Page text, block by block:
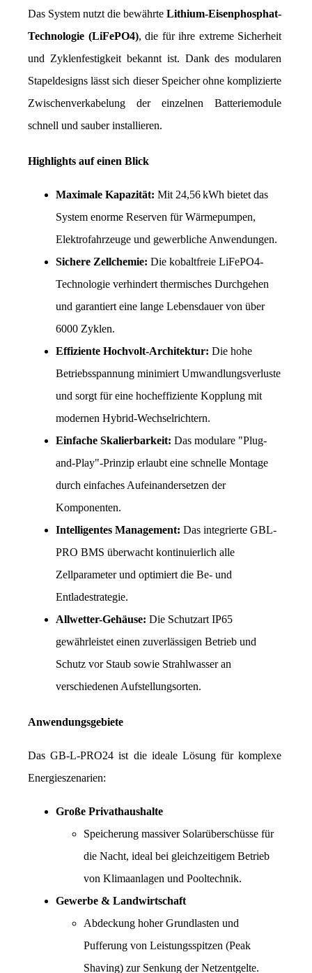
Das System nutzt die bewährte Lithium-Eisenphosphat-
Technologie (LiFePO4), die für ihre extreme Sicherheit
und Zyklenfestigkeit bekannt ist. Dank des modularen
Stapeldesigns lässt sich dieser Speicher ohne komplizierte
Zwischenverkabelung der einzelnen Batteriemodule
schnell und sauber installieren.
Highlights auf einen Blick
Maximale Kapazität: Mit 24,56 kWh bietet das
System enorme Reserven für Wärmepumpen,
Elektrofahrzeuge und gewerbliche Anwendungen.
Sichere Zellchemie: Die kobaltfreie LiFePO4-
Technologie verhindert thermisches Durchgehen
und garantiert eine lange Lebensdauer von über
6000 Zyklen.
Effiziente Hochvolt-Architektur: Die hohe
Betriebsspannung minimiert Umwandlungsverluste
und sorgt für eine hocheffiziente Kopplung mit
modernen Hybrid-Wechselrichtern.
Einfache Skalierbarkeit: Das modulare "Plug-
and-Play"-Prinzip erlaubt eine schnelle Montage
durch einfaches Aufeinandersetzen der
Komponenten.
Intelligentes Management: Das integrierte GBL-
PRO BMS überwacht kontinuierlich alle
Zellparameter und optimiert die Be- und
Entladestrategie.
Allwetter-Gehäuse: Die Schutzart IP65
gewährleistet einen zuverlässigen Betrieb und
Schutz vor Staub sowie Strahlwasser an
verschiedenen Aufstellungsorten.
Anwendungsgebiete
Das GB-L-PRO24 ist die ideale Lösung für komplexe
Energieszenarien:
Große Privathaushalte
Speicherung massiver Solarüberschüsse für
die Nacht, ideal bei gleichzeitigem Betrieb
von Klimaanlagen und Pooltechnik.
Gewerbe & Landwirtschaft
Abdeckung hoher Grundlasten und
Pufferung von Leistungsspitzen (Peak
Shaving) zur Senkung der Netzentgelte.